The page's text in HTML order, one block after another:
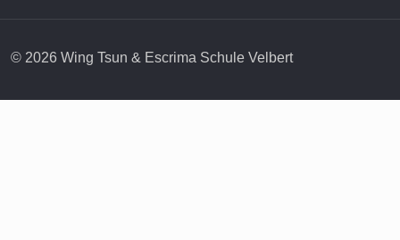
© 2026 Wing Tsun & Escrima Schule Velbert